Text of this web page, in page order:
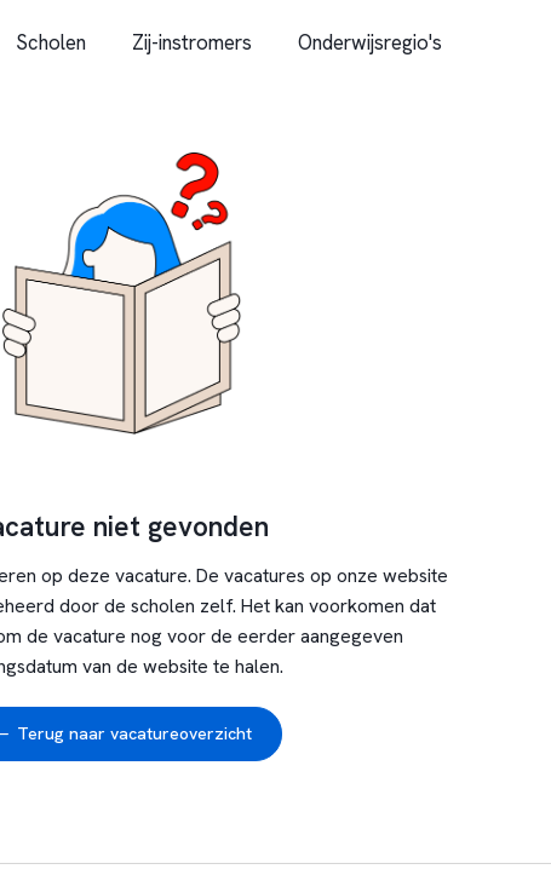
Scholen Zij-instromers Onderwijsregio's
niet gevonden
op deze vacature. De vacatures op onze website
door de scholen zelf. Het kan voorkomen dat
de vacature nog voor de eerder aangegeven
van de website te halen.
Terug naar vacatureoverzicht